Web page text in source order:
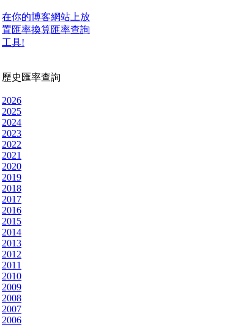
在你的博客網站上放
置匯率換算匯率查詢
工具!
歷史匯率查詢
2026
2025
2024
2023
2022
2021
2020
2019
2018
2017
2016
2015
2014
2013
2012
2011
2010
2009
2008
2007
2006